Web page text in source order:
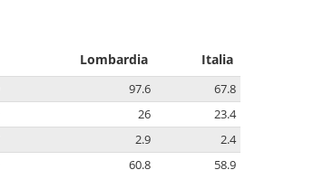
Lombardia Italia
97.6
67.8
26
23.4
2.9
2.4
60.8
58.9